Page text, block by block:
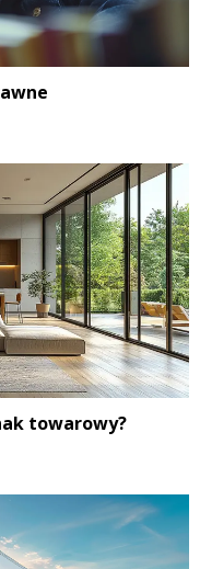
towarowy?